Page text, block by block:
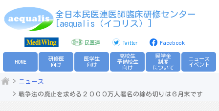
to
全日本民医連医師臨床研修センター
[aequalis（イコリス）]
民医連 Twitter Facebook
HOME
研修医
向け
医学生
向け
高校生
予備校生
向け
奨学金
制度
について
ニュース
イベント
ニュース
戦争法の廃止を求める２０００万人署名の締め切りは６月末です